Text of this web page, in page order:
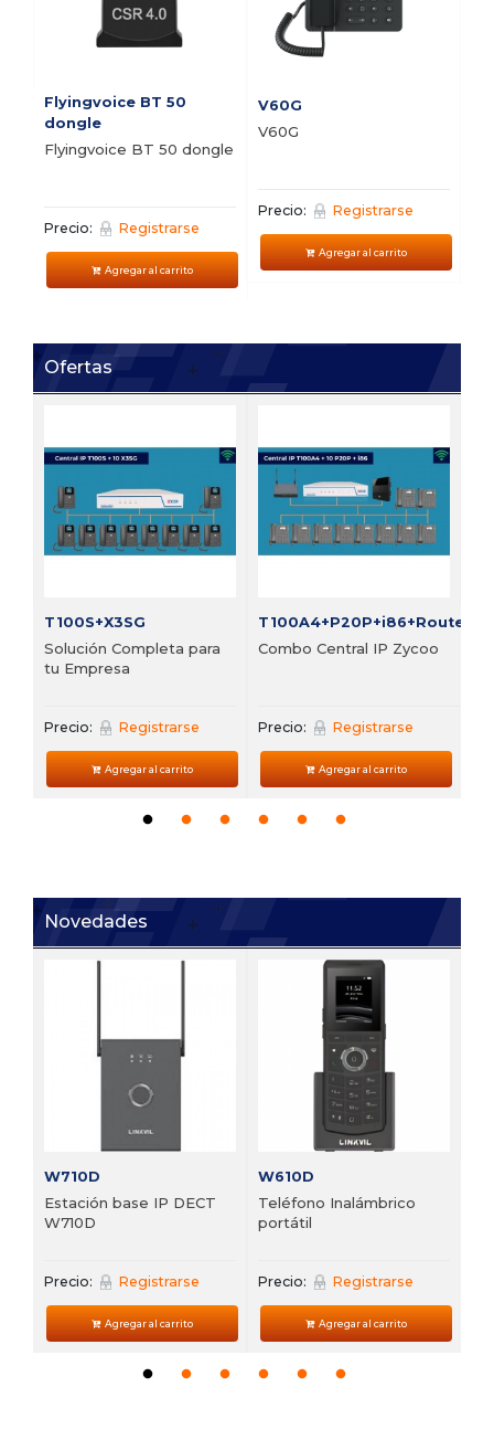
Flyingvoice BT 50
dongle
Flyingvoice BT 50 dongle
Precio: Registrarse
Agregar al carrito
V60G
V60G
Precio: Registrarse
Agregar al carrito
Ofertas
T100S+X3SG
Solución Completa para
tu Empresa
Precio: Registrarse
Agregar al carrito
T100A4+P20P+i86+Router
Combo Central IP Zycoo
Precio: Registrarse
Agregar al carrito
Novedades
W710D
Estación base IP DECT
W710D
Precio: Registrarse
Agregar al carrito
W610D
Teléfono Inalámbrico
portátil
Precio: Registrarse
Agregar al carrito